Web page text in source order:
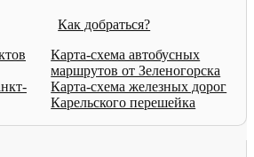
Как добраться?
Карта-схема автобусных
маршрутов от Зеленогорска
Карта-схема железных дорог
Карельского перешейка